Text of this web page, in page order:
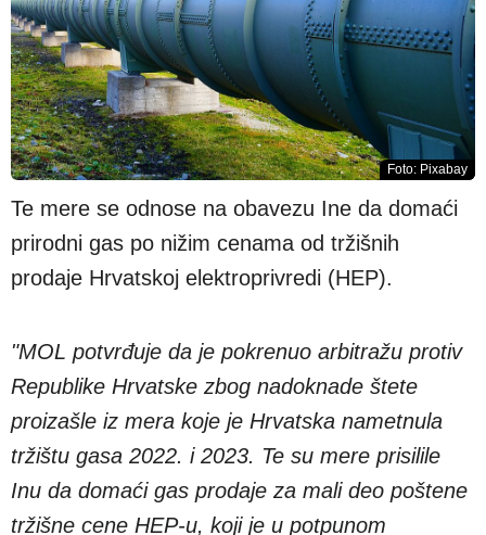
Foto: Pixabay
Te mere se odnose na obavezu Ine da domaći
prirodni gas po nižim cenama od tržišnih
prodaje Hrvatskoj elektroprivredi (HEP).
"MOL potvrđuje da je pokrenuo arbitražu protiv
Republike Hrvatske zbog nadoknade štete
proizašle iz mera koje je Hrvatska nametnula
tržištu gasa 2022. i 2023. Te su mere prisilile
Inu da domaći gas prodaje za mali deo poštene
tržišne cene HEP-u, koji je u potpunom